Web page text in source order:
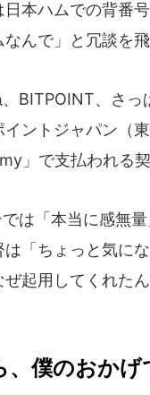
本ハムでの背番
んで」と冗談を飛
BITPOINT、さっ
イントジャパン（
」で支払われる
は「本当に感無
「ちょっと気に
起用してくれた
、僕のおかげ